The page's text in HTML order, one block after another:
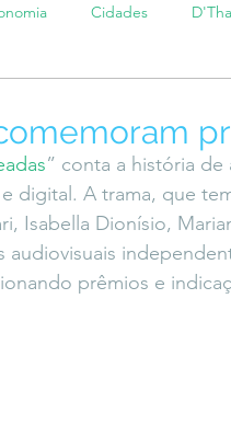
Cidades
#entrevista Entre
” conta a história
digital. A trama, que
Isabella Dionísio,
prêmios e